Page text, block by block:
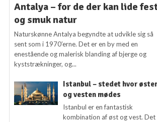
Antalya – for de der kan lide
og smuk natur
Naturskønne Antalya begyndte at udvikle sig så
sent som i 1970’erne. Det er en by med en
enestående og malerisk blanding af bjerge og
kyststrækninger, og...
Istanbul – stedet hvor
og vesten mødes
Istanbul er en fantastisk
kombination af øst og vest. Det